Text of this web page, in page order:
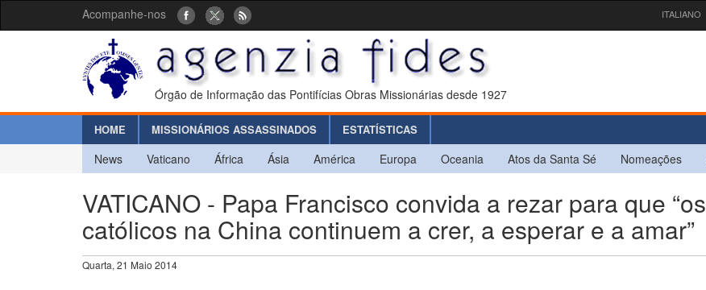
Acompanhe-nos ITALIANO
Órgão de Informação das Pontifícias Obras Missionárias desde 1927
HOME MISSIONÁRIOS ASSASSINADOS ESTATÍSTICAS
News Vaticano África Ásia América Europa Oceania Atos da Santa Sé Nomeações
VATICANO - Papa Francisco convida a rezar para que “os
católicos na China continuem a crer, a esperar e a amar”
Quarta, 21 Maio 2014